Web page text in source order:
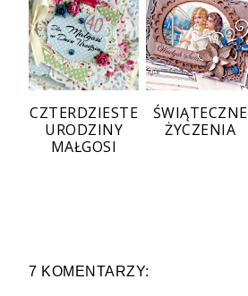
CZTERDZIESTE
URODZINY
MAŁGOSI
ŚWIĄTECZNE
ŻYCZENIA
7 KOMENTARZY: